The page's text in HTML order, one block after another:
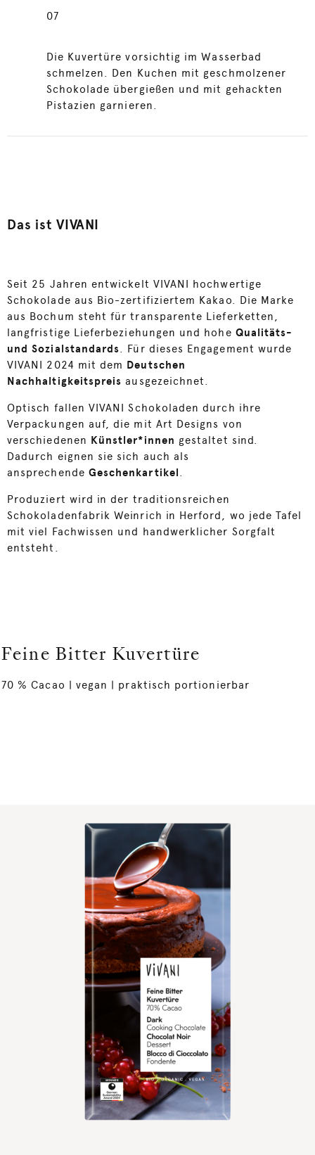
07
Die Kuvertüre vorsichtig im Wasserbad
schmelzen. Den Kuchen mit geschmolzener
Schokolade übergießen und mit gehackten
Pistazien garnieren.
Das ist VIVANI
Seit 25 Jahren entwickelt VIVANI hochwertige
Schokolade aus Bio-zertifiziertem Kakao. Die Marke
aus Bochum steht für transparente Lieferketten,
langfristige Lieferbeziehungen und hohe Qualitäts-
und Sozialstandards. Für dieses Engagement wurde
VIVANI 2024 mit dem Deutschen
Nachhaltigkeitspreis ausgezeichnet.
Optisch fallen VIVANI Schokoladen durch ihre
Verpackungen auf, die mit Art Designs von
verschiedenen Künstler*innen gestaltet sind.
Dadurch eignen sie sich auch als
ansprechende Geschenkartikel.
Produziert wird in der traditionsreichen
Schokoladenfabrik Weinrich in Herford, wo jede Tafel
mit viel Fachwissen und handwerklicher Sorgfalt
entsteht.
Feine Bitter Kuvertüre
70 % Cacao | vegan | praktisch portionierbar